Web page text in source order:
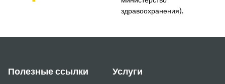
здравоохранения).
Полезные ссылки Услуги